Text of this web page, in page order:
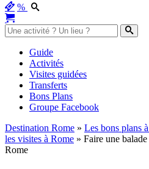
%
Guide
Activités
Visites guidées
Transferts
Bons Plans
Groupe Facebook
Destination Rome » Les bons plans
les visites à Rome » Faire une
Rome